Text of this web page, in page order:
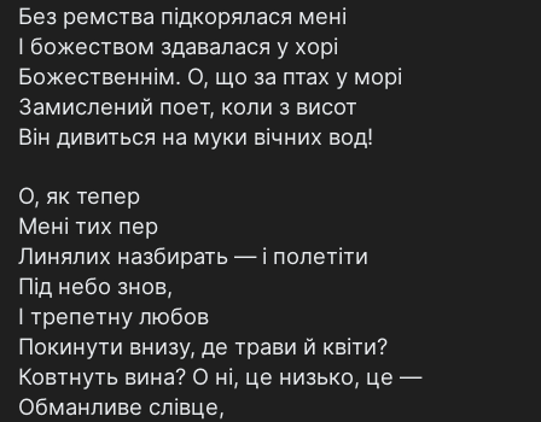
Без ремства підкорялася мені
I божеством здавалася у хорі
Божественнім. О, що за птах у морі
Замислений поет, коли з висот
Він дивиться на муки вічних вод!
О, як тепер
Мені тих пер
Линялих назбирать — і полетіти
Під небо знов,
I трепетну любов
Покинути внизу, де трави й квіти?
Ковтнуть вина? О ні, це низько, це —
Обманливе слівце,